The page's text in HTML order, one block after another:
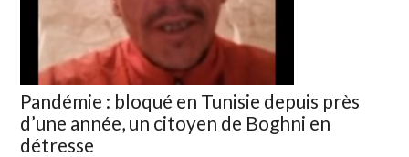
Pandémie : bloqué en Tunisie depuis près
d’une année, un citoyen de Boghni en
détresse